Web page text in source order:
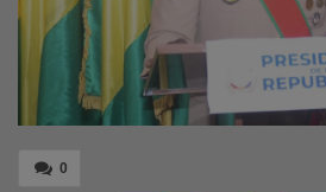
0